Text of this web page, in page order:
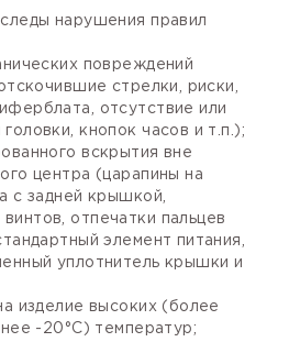
нарушения правил
повреждений
стрелки, риски,
отсутствие или
кнопок часов и т.п.);
вскрытия вне
центра (царапины на
с задней крышкой,
отпечатки пальцев
элемент питания,
уплотнитель крышки и
изделие высоких (более
-20°С) температур;